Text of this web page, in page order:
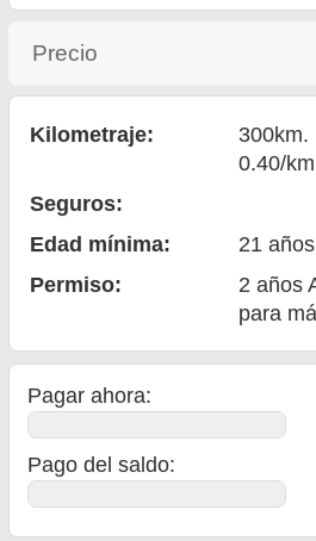
Precio
Kilometraje:
300km.
0.40/km
Seguros:
Edad mínima:
21 años
Permiso:
2 años
para
Pagar ahora:
Pago del saldo: